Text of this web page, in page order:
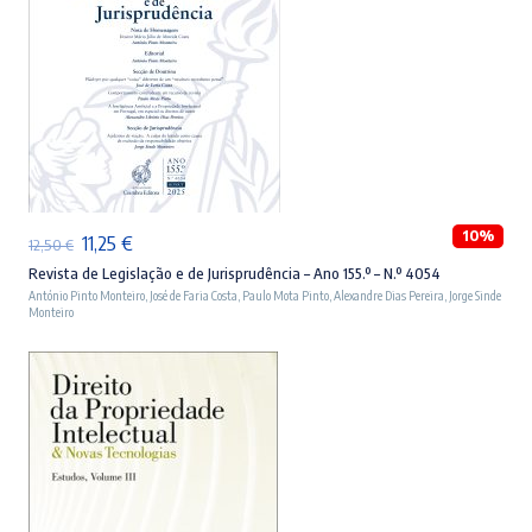
ADICIONAR
12,50€ O
preço
original
12,50 €.
11,25 €O
preço
atual
10%
Revista de Legislação e de Jurisprudência – Ano 155.º – N.º 4054
António Pinto Monteiro José de Faria Costa Paulo Mota Pinto Alexandre Dias Pereira Jorge Sinde
Monteiro